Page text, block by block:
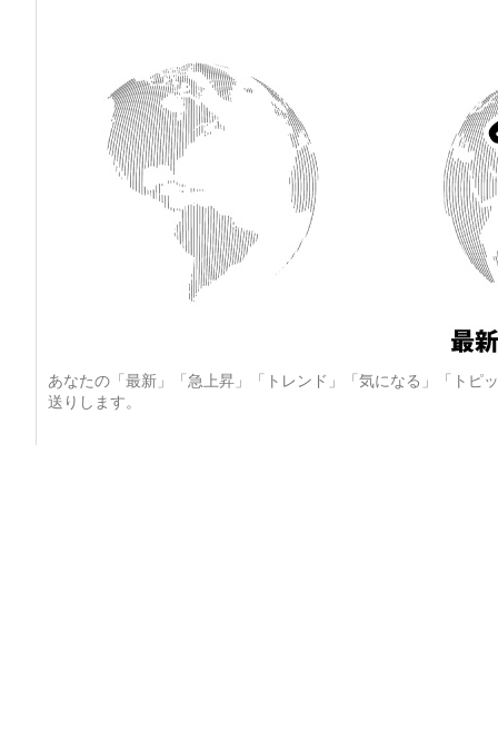
あなたの「最新」「急上昇」「トレンド」「気になる」「ト
送りします。